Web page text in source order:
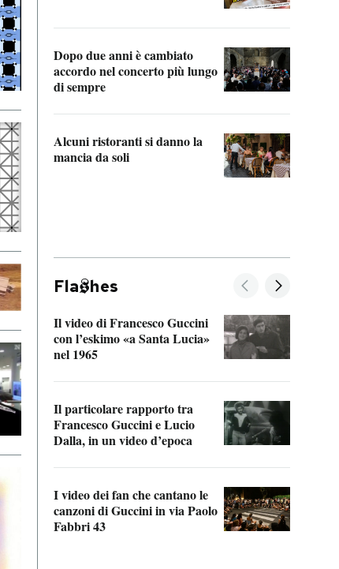
Dopo due anni è cambiato
accordo nel concerto più lungo
di sempre
Alcuni ristoranti si danno la
mancia da soli
Fla hes
Il video di Francesco Guccini
con l’eskimo «a Santa Lucia»
nel 1965
Il particolare rapporto tra
Francesco Guccini e Lucio
Dalla, in un video d’epoca
I video dei fan che cantano le
canzoni di Guccini in via Paolo
Fabbri 43